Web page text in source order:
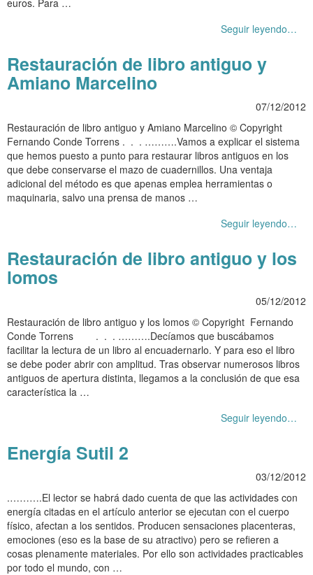
Seguir leyendo…
Restauración de libro antiguo y
Amiano Marcelino
07/12/2012
Restauración de libro antiguo y Amiano Marcelino © Copyright
Fernando Conde Torrens . . . ……….Vamos a explicar el sistema
que hemos puesto a punto para restaurar libros antiguos en los
que debe conservarse el mazo de cuadernillos. Una ventaja
adicional del método es que apenas emplea herramientas o
maquinaria, salvo una prensa de manos …
Seguir leyendo…
Restauración de libro antiguo y los
lomos
05/12/2012
Restauración de libro antiguo y los lomos © Copyright Fernando
Conde Torrens . . . ……….Decíamos que buscábamos
facilitar la lectura de un libro al encuadernarlo. Y para eso el libro
se debe poder abrir con amplitud. Tras observar numerosos libros
antiguos de apertura distinta, llegamos a la conclusión de que esa
característica la …
Seguir leyendo…
Energía Sutil 2
03/12/2012
.……….El lector se habrá dado cuenta de que las actividades con
energía citadas en el artículo anterior se ejecutan con el cuerpo
físico, afectan a los sentidos. Producen sensaciones placenteras,
emociones (eso es la base de su atractivo) pero se refieren a
cosas plenamente materiales. Por ello son actividades practicables
por todo el mundo, con …